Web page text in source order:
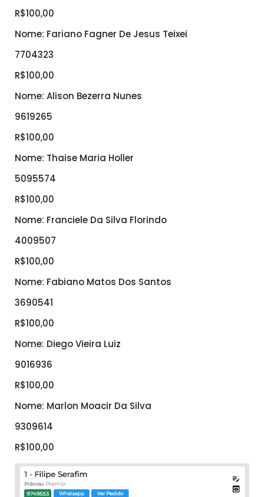
R$100,00
Nome: Fariano Fagner De Jesus Teixei
7704323
R$100,00
Nome: Alison Bezerra Nunes
9619265
R$100,00
Nome: Thaise Maria Holler
5095574
R$100,00
Nome: Franciele Da Silva Florindo
4009507
R$100,00
Nome: Fabiano Matos Dos Santos
3690541
R$100,00
Nome: Diego Vieira Luiz
9016936
R$100,00
Nome: Marlon Moacir Da Silva
9309614
R$100,00